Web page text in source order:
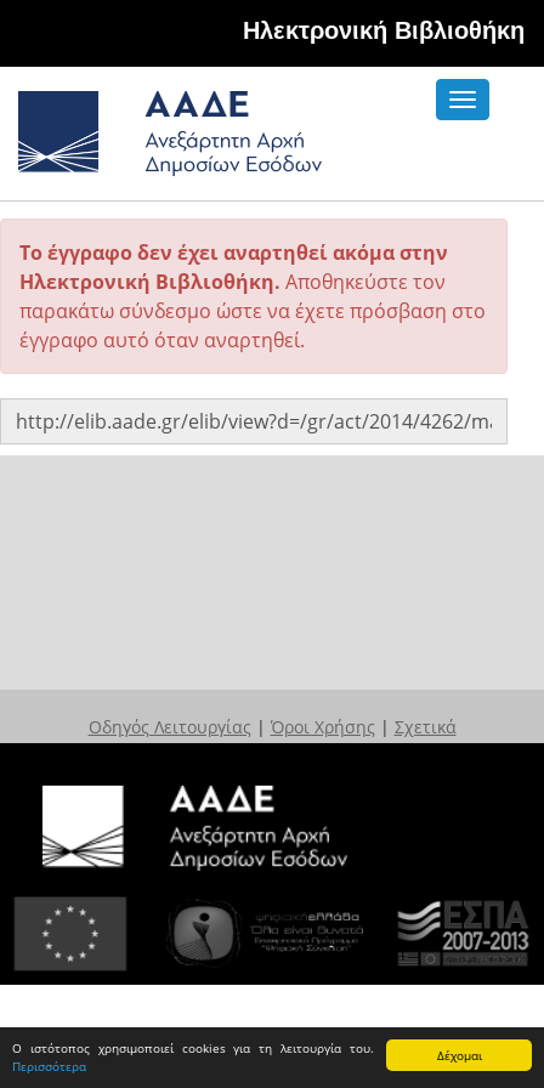
Δέχομαι
Ο ιστότοπος χρησιμοποιεί cookies για τη λειτουργία του.
Περισσότερα
Hλεκτρονική Βιβλιοθήκη
Toggle
Το έγγραφο δεν έχει αναρτηθεί ακόμα στην
Ηλεκτρονική Βιβλιοθήκη. Αποθηκεύστε τον
παρακάτω σύνδεσμο ώστε να έχετε πρόσβαση στο
έγγραφο αυτό όταν αναρτηθεί.
Οδηγός Λειτουργίας | Όροι Χρήσης | Σχετικά